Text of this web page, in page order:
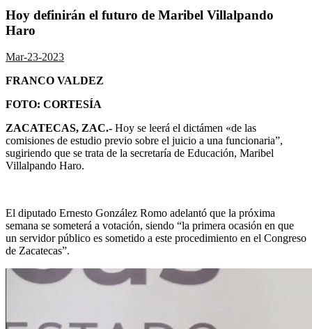
Hoy definirán el futuro de Maribel Villalpando
Haro
Mar-23-2023
FRANCO VALDEZ
FOTO: CORTESÍA
ZACATECAS, ZAC.- Hoy se leerá el dictámen «de las
comisiones de estudio previo sobre el juicio a una funcionaria”,
sugiriendo que se trata de la secretaría de Educación, Maribel
Villalpando Haro.
El diputado Ernesto González Romo adelantó que la próxima
semana se someterá a votación, siendo “la primera ocasión en que
un servidor público es sometido a este procedimiento en el Congreso
de Zacatecas”.